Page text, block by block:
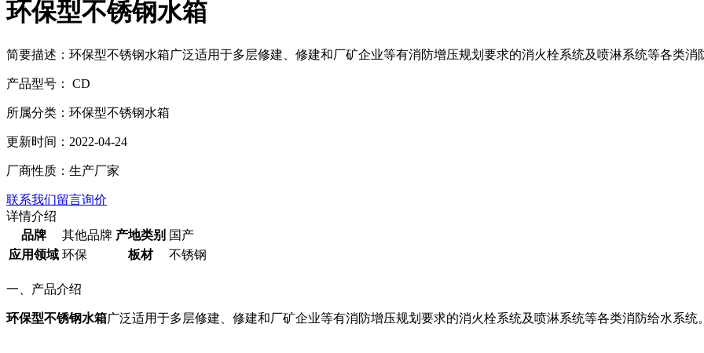
环保型不锈钢水箱
简要描述：环保型不锈钢水箱广泛适用于多层修建、修建和厂矿企业等有消防增压规划要求的消火栓系统及喷淋系统等各类消
产品型号： CD
所属分类：环保型不锈钢水箱
更新时间：2022-04-24
厂商性质：生产厂家
联系我们留言询价
详情介绍
品牌
其他品牌 产地类别 国产
应用领域 环保 板材 不锈钢
一、产品介绍
环保型不锈钢水箱广泛适用于多层修建、修建和厂矿企业等有消防增压规划要求的消火栓系统及喷淋系统等各类消防给水系统。